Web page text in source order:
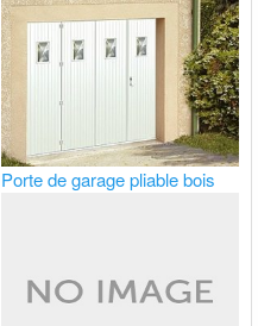
Porte de garage pliable bois